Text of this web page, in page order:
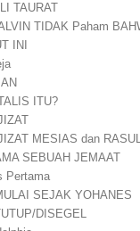
TAURAT
TIDAK Paham
INI
ITU?
MESIAS dan
SEBUAH JEMAAT
Pertama
SEJAK YOHANES
DISEGEL